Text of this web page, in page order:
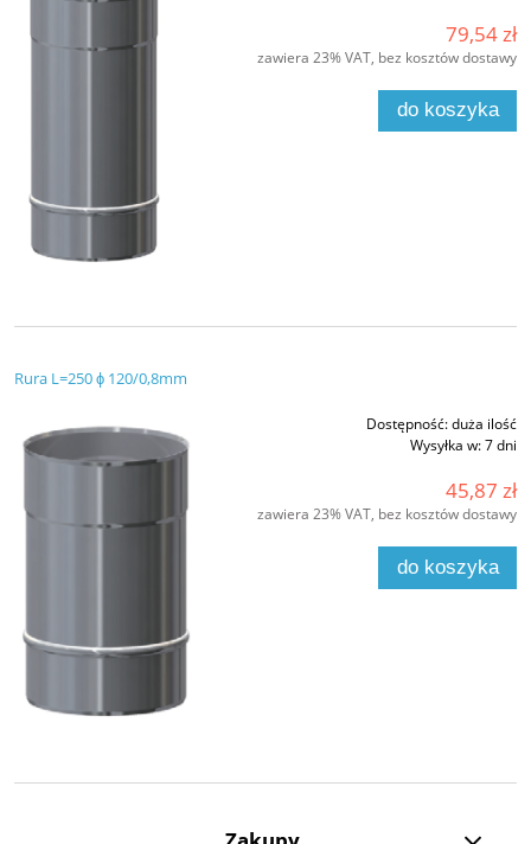
79,54 zł
zawiera 23% VAT, bez kosztów dostawy
do koszyka
Rura L=250 ϕ 120/0,8mm
Dostępność:duża ilość
Wysyłka w:7 dni
45,87 zł
zawiera 23% VAT, bez kosztów dostawy
do koszyka